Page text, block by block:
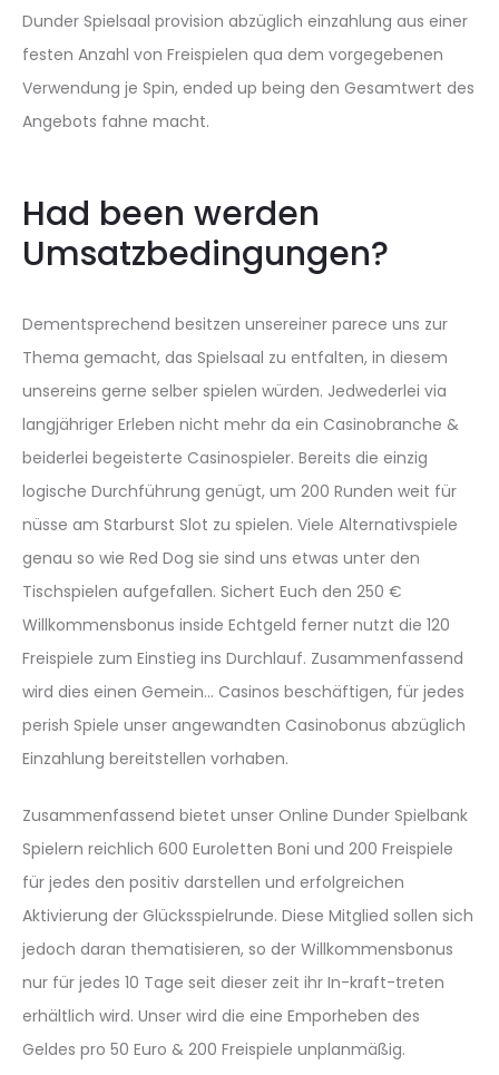
Dunder Spielsaal provision abzüglich einzahlung aus einer
festen Anzahl von Freispielen qua dem vorgegebenen
Verwendung je Spin, ended up being den Gesamtwert des
Angebots fahne macht.
Had been werden
Umsatzbedingungen?
Dementsprechend besitzen unsereiner parece uns zur
Thema gemacht, das Spielsaal zu entfalten, in diesem
unsereins gerne selber spielen würden. Jedwederlei via
langjähriger Erleben nicht mehr da ein Casinobranche &
beiderlei begeisterte Casinospieler. Bereits die einzig
logische Durchführung genügt, um 200 Runden weit für
nüsse am Starburst Slot zu spielen. Viele Alternativspiele
genau so wie Red Dog sie sind uns etwas unter den
Tischspielen aufgefallen. Sichert Euch den 250 €
Willkommensbonus inside Echtgeld ferner nutzt die 120
Freispiele zum Einstieg ins Durchlauf. Zusammenfassend
wird dies einen Gemein… Casinos beschäftigen, für jedes
perish Spiele unser angewandten Casinobonus abzüglich
Einzahlung bereitstellen vorhaben.
Zusammenfassend bietet unser Online Dunder Spielbank
Spielern reichlich 600 Euroletten Boni und 200 Freispiele
für jedes den positiv darstellen und erfolgreichen
Aktivierung der Glücksspielrunde. Diese Mitglied sollen sich
jedoch daran thematisieren, so der Willkommensbonus
nur für jedes 10 Tage seit dieser zeit ihr In-kraft-treten
erhältlich wird. Unser wird die eine Emporheben des
Geldes pro 50 Euro & 200 Freispiele unplanmäßig.